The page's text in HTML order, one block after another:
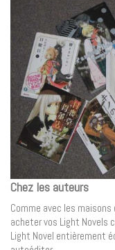
Chez les auteurs
Comme avec les
acheter vos Light Novels
Light Novel entièrement